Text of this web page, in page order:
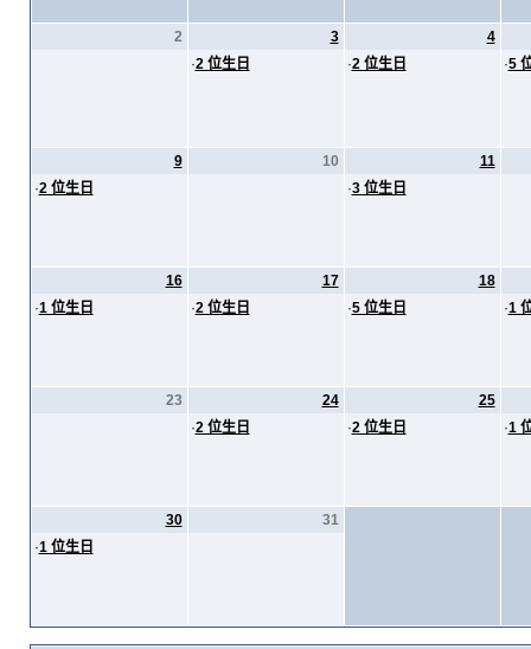
2
3
·2 位生日
4
·2 位生日 ·5
9
·2 位生日
10
11
·3 位生日
16
·1 位生日
17
·2 位生日
18
·5 位生日 ·1
23
24
·2 位生日
25
·2 位生日 ·1
30
·1 位生日
31